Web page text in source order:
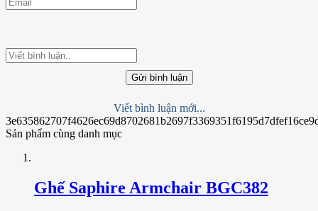
Gửi bình luận
Viết bình luận mới...
Sản phẩm cùng danh mục
Ghế Saphire Armchair BGC382